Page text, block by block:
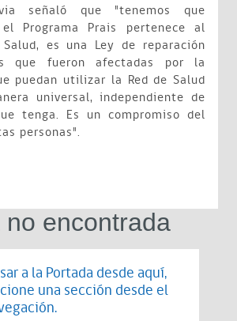
señaló que "tenemos que
Programa Prais pertenece al
es una Ley de reparación
que fueron afectadas por la
puedan utilizar la Red de Salud
universal, independiente de
tenga. Es un compromiso del
personas".
no encontrada
a la Portada desde aquí,
una sección desde el